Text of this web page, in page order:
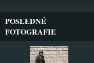
POSLEDNÉ
FOTOGRAFIE